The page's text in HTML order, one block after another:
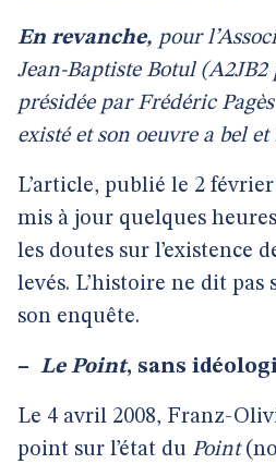
En revanche, pour
Jean-Baptiste Botul
présidée par Frédéric
existé et son oeuvre a bel et
L’article, publié le 2 février
mis à jour quelques
les doutes sur l’existence
levés. L’histoire ne dit pas
son enquête.
– Le Point, sans
Le 4 avril 2008, Franz-
point sur l’état du Point